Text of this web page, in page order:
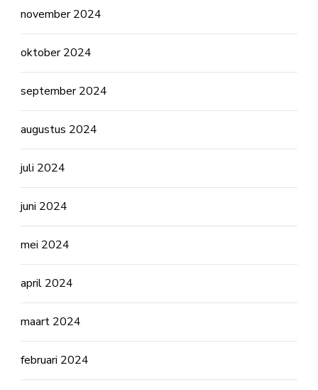
november 2024
oktober 2024
september 2024
augustus 2024
juli 2024
juni 2024
mei 2024
april 2024
maart 2024
februari 2024